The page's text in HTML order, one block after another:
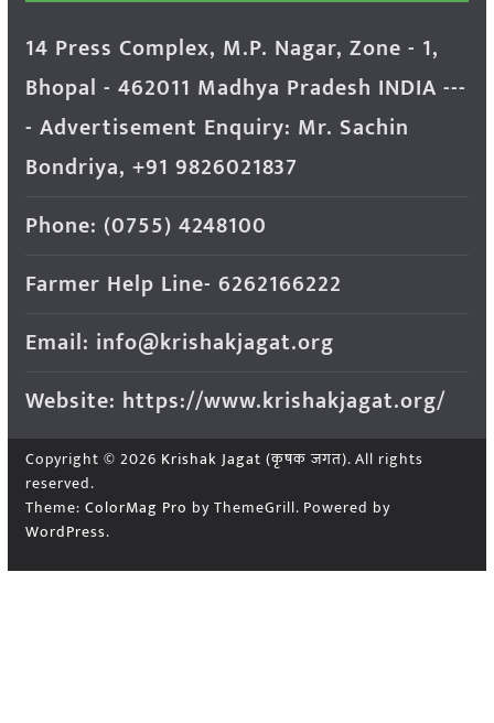
14 Press Complex, M.P. Nagar, Zone - 1,
Bhopal - 462011 Madhya Pradesh INDIA ---
- Advertisement Enquiry: Mr. Sachin
Bondriya, +91 9826021837
Phone: (0755) 4248100
Farmer Help Line- 6262166222
Email: info@krishakjagat.org
Website: https://www.krishakjagat.org/
Copyright © 2026 Krishak Jagat (कृषक जगत). All rights
reserved.
Theme: ColorMag Pro by ThemeGrill. Powered by
WordPress.